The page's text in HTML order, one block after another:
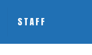
STAFF